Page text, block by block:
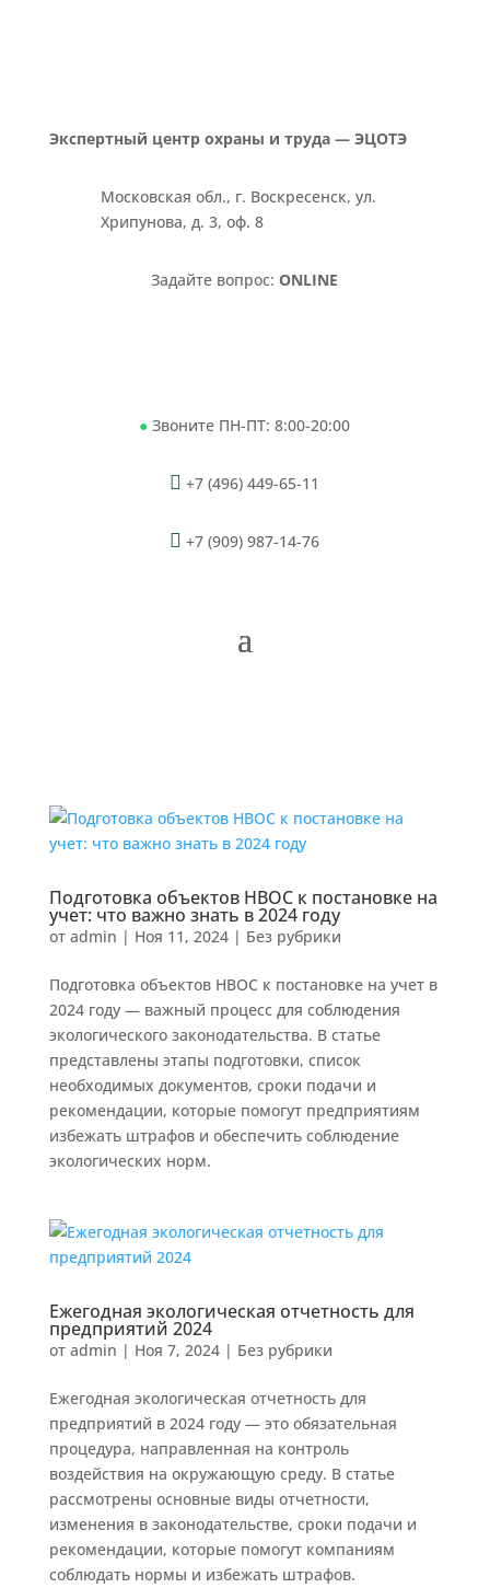
Экспертный центр охраны и труда — ЭЦОТЭ
Московская обл., г. Воскресенск, ул.
Хрипунова, д. 3, оф. 8
Задайте вопрос:ONLINE
● Звоните ПН-ПТ: 8:00-20:00
 +7(496) 449-65-11
 +7 (909) 987-14-76
Подготовка объектов НВОС к постановке на
учет: что важно знать в 2024 году
от admin | Ноя 11, 2024| Без рубрики
Подготовка объектов НВОС к постановке на учет в
2024 году — важный процесс для соблюдения
экологического законодательства. В статье
представлены этапы подготовки, список
необходимых документов, сроки подачи и
рекомендации, которые помогут предприятиям
избежать штрафов и обеспечить соблюдение
экологических норм.
Ежегодная экологическая отчетность для
предприятий 2024
от admin | Ноя 7, 2024| Без рубрики
Ежегодная экологическая отчетность для
предприятий в 2024 году — это обязательная
процедура, направленная на контроль
воздействия на окружающую среду. В статье
рассмотрены основные виды отчетности,
изменения в законодательстве, сроки подачи и
рекомендации, которые помогут компаниям
соблюдать нормы и избежать штрафов.